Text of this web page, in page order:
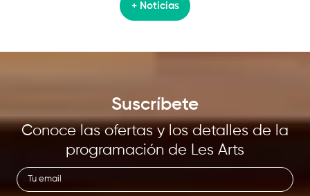
+ Noticias
Suscríbete
Conoce las ofertas y los detalles de la
programación de Les Arts